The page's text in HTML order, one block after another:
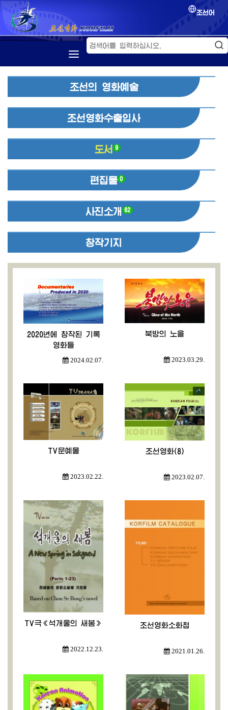
조선어
첫 페지
소개
조선영화
영화축전
영화교류
조선의 영화예술
조선영화수출입사
도서 9
편집물 0
사진소개 62
창작기지
2020년에 창작된 기록
영화들
2024.02.07.
북방의 노을
2023.03.29.
TV문예물
2023.02.22.
조선영화(8)
2023.02.07.
TV극《석개울의 새봄》
2022.12.23.
조선영화소화첩
2021.01.26.